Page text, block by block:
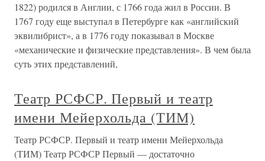
1822) родился в Англии, с 1766 года жил в России. В
1767 году еще выступал в Петербурге как «английский
эквилибрист», а в 1776 году показывал в Москве
«механические и физические представления». В чем была
суть этих представлений,
Театр РСФСР. Первый и театр
имени Мейерхольда (ТИМ)
Театр РСФСР. Первый и театр имени Мейерхольда
(ТИМ) Театр РСФСР Первый — достаточно